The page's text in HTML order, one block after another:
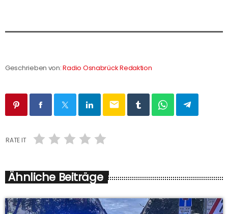
Geschrieben von:Radio Osnabrück Redaktion
email
RATE IT
Ähnliche Beiträge